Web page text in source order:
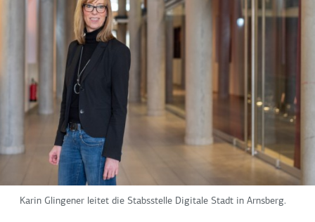
Karin Glingener leitet die Stabsstelle Digitale Stadt in Arnsberg.